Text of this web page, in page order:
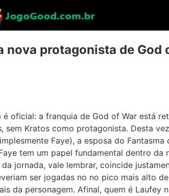
nova protagonista de God
oficial: a franquia de God of War está
sem Kratos como protagonista. Desta
Faye), a esposa do Fantasma
tem um papel fundamental dentro da
jornada, vale lembrar, coincide
ser jogadas no no pico mais alto
da personagem. Afinal, quem é Laufey